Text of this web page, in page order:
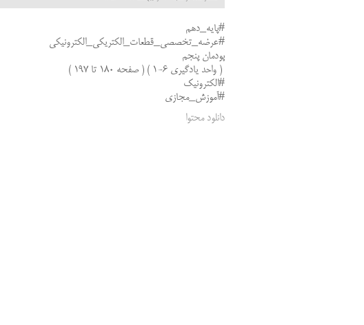
#پایه_دهم
#عرضه_تخصصی_قطعات_الکتریکی_الکترونیکی
پودمان پنجم
( واحد یادگیری 6-1 ) ( صفحه 180 تا 197 )
#الکترونیک
#آموزش_مجازی
دانلود محتوا